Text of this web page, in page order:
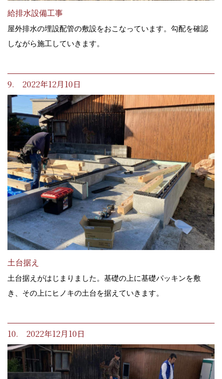
給排水設備工事
屋外排水の埋設配管の敷設をおこなっています。勾配を確認
しながら施工していきます。
9. 2022年12月10日
土台据え
土台据えがはじまりました。基礎の上に基礎パッキンを敷
き、その上にヒノキの土台を据えていきます。
10. 2022年12月10日